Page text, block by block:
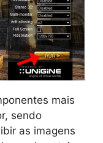
mais
sendo
as imagens